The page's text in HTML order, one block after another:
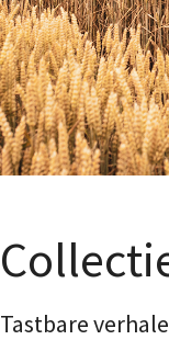
Tastbare